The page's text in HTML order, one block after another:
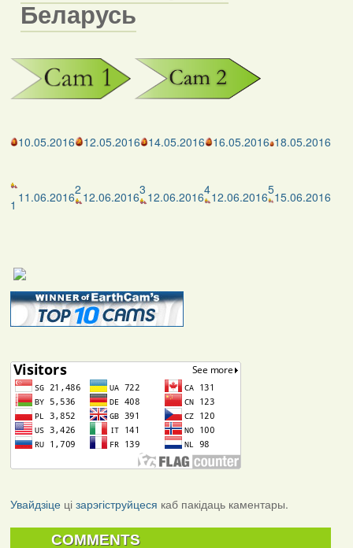
Беларусь
10.05.2016 12.05.2016 14.05.2016 16.05.2016 18.05.2016
1 11.06.20162 12.06.20163 12.06.2016412.06.2016515.06.2016
Увайдзіцеці зарэгіструйцеся каб пакідаць каментары.
COMMENTS